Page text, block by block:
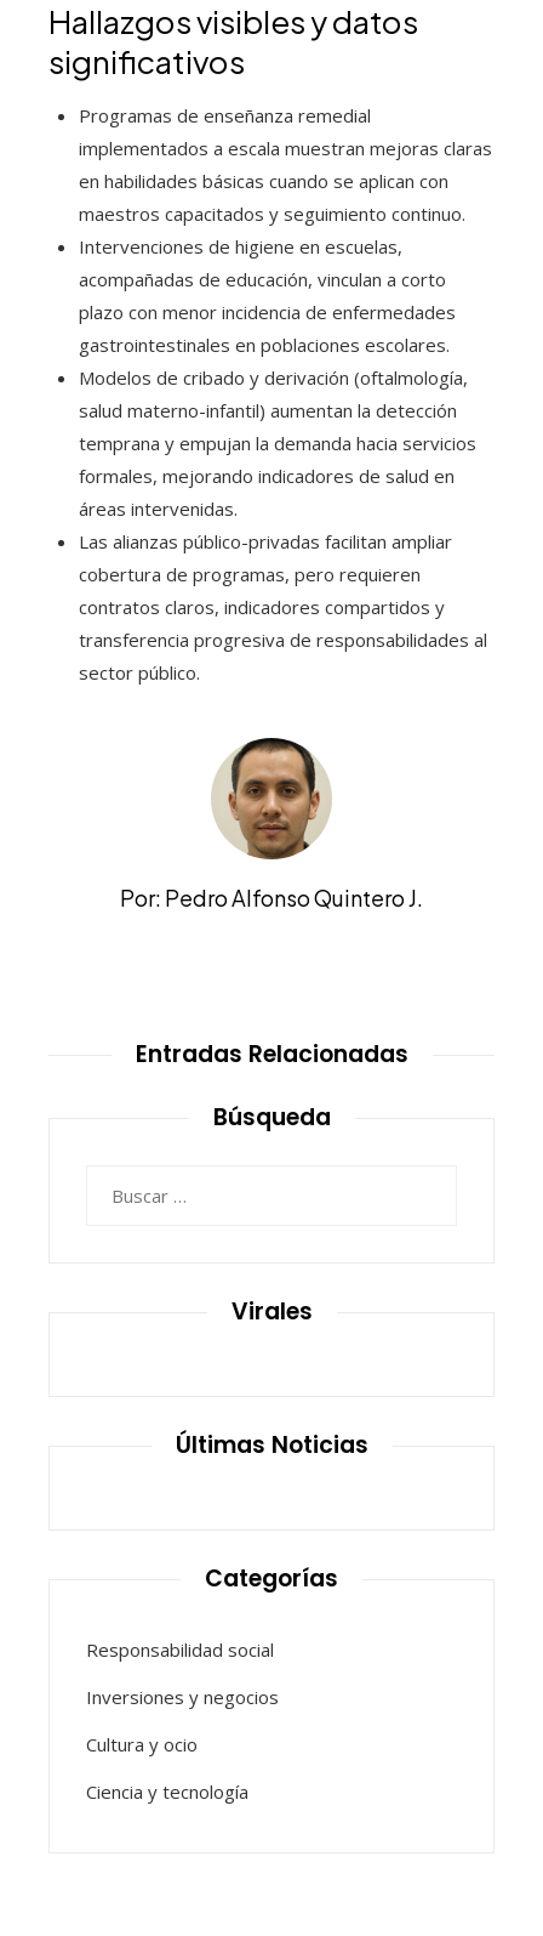
Hallazgos visibles y datos
significativos
Programas de enseñanza remedial
implementados a escala muestran mejoras claras
en habilidades básicas cuando se aplican con
maestros capacitados y seguimiento continuo.
Intervenciones de higiene en escuelas,
acompañadas de educación, vinculan a corto
plazo con menor incidencia de enfermedades
gastrointestinales en poblaciones escolares.
Modelos de cribado y derivación (oftalmología,
salud materno-infantil) aumentan la detección
temprana y empujan la demanda hacia servicios
formales, mejorando indicadores de salud en
áreas intervenidas.
Las alianzas público-privadas facilitan ampliar
cobertura de programas, pero requieren
contratos claros, indicadores compartidos y
transferencia progresiva de responsabilidades al
sector público.
Por: Pedro Alfonso Quintero J.
Entradas Relacionadas
Búsqueda
Virales
Últimas Noticias
Categorías
Responsabilidad social
Inversiones y negocios
Cultura y ocio
Ciencia y tecnología